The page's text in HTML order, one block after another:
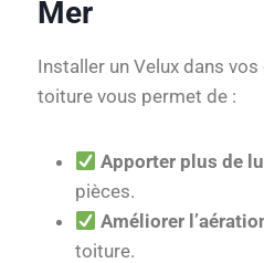
Mer
Installer un Velux dans
toiture vous permet de :
Apporter plus de
pièces.
Améliorer
toiture.